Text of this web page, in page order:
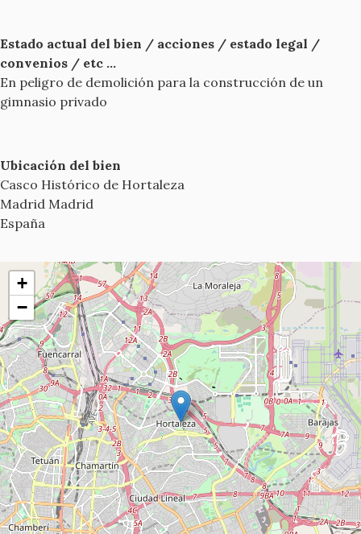
Estado actual del bien / acciones / estado legal /
convenios / etc ...
En peligro de demolición para la construcción de un
gimnasio privado
Ubicación del bien
Casco Histórico de Hortaleza
Madrid Madrid
España
+
−